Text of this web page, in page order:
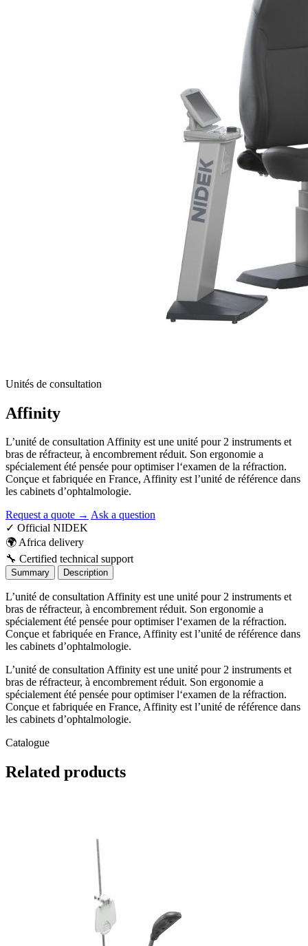
Unités de consultation
Affinity
L’unité de consultation Affinity est une unité pour 2 instruments et
bras de réfracteur, à encombrement réduit. Son ergonomie a
spécialement été pensée pour optimiser l‘examen de la réfraction.
Conçue et fabriquée en France, Affinity est l’unité de référence dans
les cabinets d’ophtalmologie.
Request a quote → Ask a question
✓ Official NIDEK
🌍Africa delivery
🔧 Certified technical support
Summary Description
L’unité de consultation Affinity est une unité pour 2 instruments et
bras de réfracteur, à encombrement réduit. Son ergonomie a
spécialement été pensée pour optimiser l‘examen de la réfraction.
Conçue et fabriquée en France, Affinity est l’unité de référence dans
les cabinets d’ophtalmologie.
L’unité de consultation Affinity est une unité pour 2 instruments et
bras de réfracteur, à encombrement réduit. Son ergonomie a
spécialement été pensée pour optimiser l‘examen de la réfraction.
Conçue et fabriquée en France, Affinity est l’unité de référence dans
les cabinets d’ophtalmologie.
Catalogue
Related products